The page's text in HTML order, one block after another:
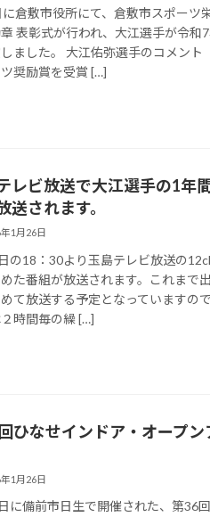
倉敷市役所にて、倉敷市スポーツ
表彰式が行われ、大江選手が令和
ました。 大江佑弥選手のコメント
奨励賞を受賞 […]
レビ放送で大江選手の1年
送されます。
1月26日
の18：30より玉島テレビ放送の
た番組が放送されます。これまで
て放送する予定となっていますの
時間毎の繰 […]
ひなせインドア・オープン
1月26日
に備前市日生で開催された、第36